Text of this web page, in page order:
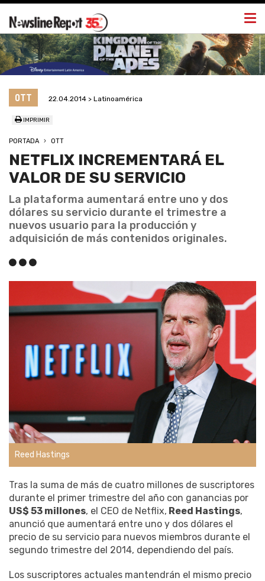
OTT 22.04.2014 > Latinoamérica
IMPRIMIR
PORTADA OTT
NETFLIX INCREMENTARÁ EL
VALOR DE SU SERVICIO
La plataforma aumentará entre uno y dos
dólares su servicio durante el trimestre a
nuevos usuario para la producción y
adquisición de más contenidos originales.
Reed Hastings
Tras la suma de más de cuatro millones de suscriptores
durante el primer trimestre del año con ganancias por
US$ 53 millones, el CEO de Netflix, Reed Hastings,
anunció que aumentará entre uno y dos dólares el
precio de su servicio para nuevos miembros durante el
segundo trimestre del 2014, dependiendo del país.
Los suscriptores actuales mantendrán el mismo precio